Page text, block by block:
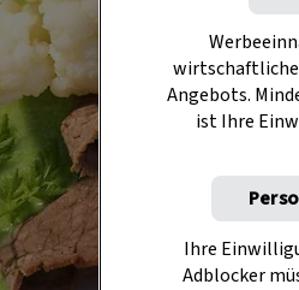
Angebots.
ist Ihre
Ihre
Adblocker